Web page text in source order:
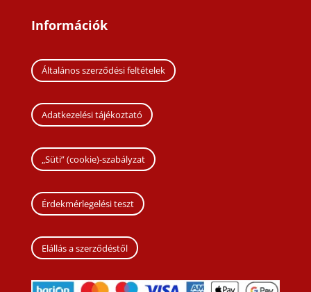
Információk
Általános szerződési feltételek
Adatkezelési tájékoztató
„Süti” (cookie)-szabályzat
Érdekmérlegelési teszt
Elállás a szerződéstől